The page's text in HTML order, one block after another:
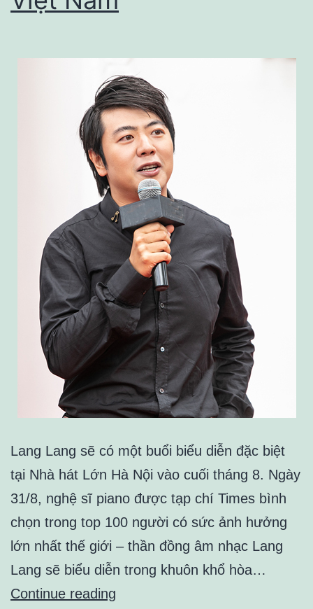
Lang Lang sẽ có một buổi biểu diễn đặc biệt
tại Nhà hát Lớn Hà Nội vào cuối tháng 8. Ngày
31/8, nghệ sĩ piano được tạp chí Times bình
chọn trong top 100 người có sức ảnh hưởng
lớn nhất thế giới – thần đồng âm nhạc Lang
Lang sẽ biểu diễn trong khuôn khổ hòa…
Continue reading